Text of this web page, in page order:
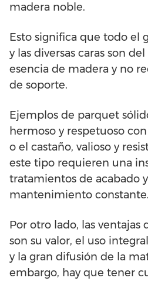
madera noble.
Esto significa que todo el
y las diversas caras son
esencia de madera y no
de soporte.
Ejemplos de parquet
hermoso y respetuoso
o el castaño, valioso y
este tipo requieren una
tratamientos de acabado
mantenimiento constante.
Por otro lado, las ventajas
son su valor, el uso
y la gran difusión de la
embargo, hay que tener